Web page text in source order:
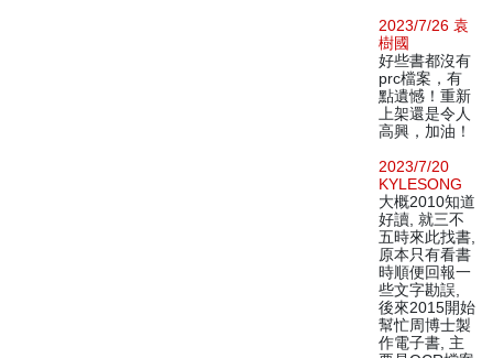
2023/7/26 袁
樹國
好些書都沒有
prc檔案，有
點遺憾！重新
上架還是令人
高興，加油！
2023/7/20
KYLESONG
大概2010知道
好讀, 就三不
五時來此找書,
原本只有看書
時順便回報一
些文字勘誤,
後來2015開始
幫忙周博士製
作電子書, 主